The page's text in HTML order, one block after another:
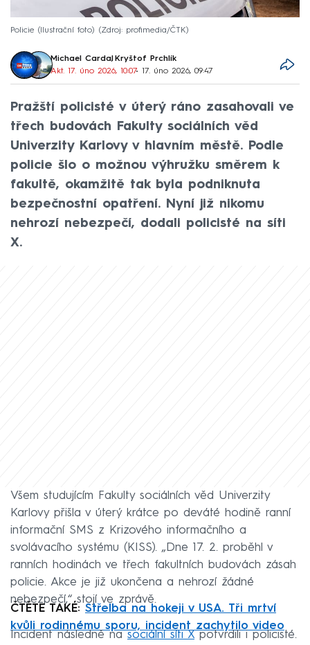
Policie (Ilustrační foto) Zdroj: profimedia/ČTK
Michael Cardal, Kryštof Prchlík
Akt. 17. úno 2026, 10:07• 17. úno 2026, 09:47
Pražští policisté v úterý ráno zasahovali ve
třech budovách Fakulty sociálních věd
Univerzity Karlovy v hlavním městě. Podle
policie šlo o možnou výhružku směrem k
fakultě, okamžitě tak byla podniknuta
bezpečnostní opatření. Nyní již nikomu
nehrozí nebezpečí, dodali policisté na síti
X.
Všem studujícím Fakulty sociálních věd Univerzity
Karlovy přišla v úterý krátce po deváté hodině ranní
informační SMS z Krizového informačního a
svolávacího systému (KISS). „Dne 17. 2. proběhl v
ranních hodinách ve třech fakultních budovách zásah
policie. Akce je již ukončena a nehrozí žádné
nebezpečí,“ stojí ve zprávě.
ČTĚTE TAKÉ: Střelba na hokeji v USA. Tři mrtví
kvůli rodinnému sporu, incident zachytilo video
Incident následně na sociální síti X potvrdili i policisté.